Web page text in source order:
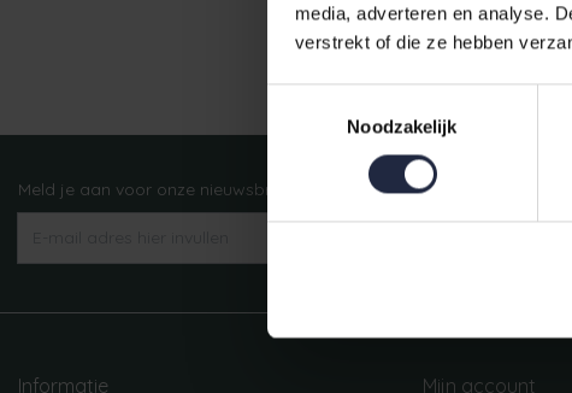
media, adverteren en analyse.
verstrekt of die ze hebben
Noodzakelijk
Ruim aanbod badtextiel
Meld je aan voor onze nieuwsbrief!
Informatie Mijn account